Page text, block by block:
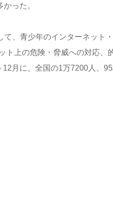
った。
、青少年のインターネット
ト上の危険・脅威への対応、
月に、全国の1万7200人、95